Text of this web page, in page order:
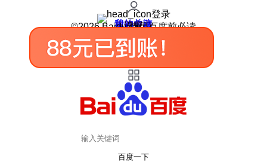
登录
我的关注
我的收藏
皮肤中心
用户反馈
设置
©2026 Baidu 使用百度前必读
百度一下